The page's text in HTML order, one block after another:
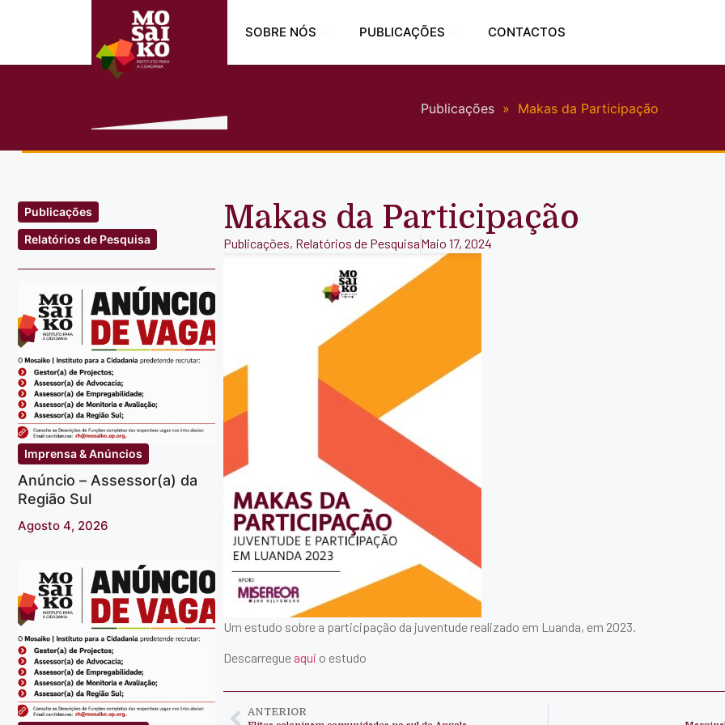
SOBRE NÓS PUBLICAÇÕES CONTACTOS
Publicações » Makas da Participação
Publicações
Relatórios de Pesquisa
Imprensa & Anúncios
Anúncio – Assessor(a) da
Região Sul
Agosto 4, 2026
Makas da Participação
Publicações, Relatórios de PesquisaMaio 17, 2024
Um estudo sobre a participação da juventude realizado em Luanda, em 2023.
Descarregue aqui o estudo
ANTERIOR